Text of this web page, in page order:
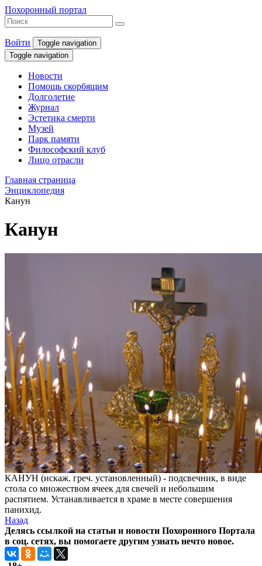
Похоронный портал
Войти
Toggle navigation
Toggle navigation
Новости
Помощь скорбящим
Долголетие
Журнал
Эстетика смерти
Музей
Парк памяти
Философский клуб
Лицо отрасли
Главная страница
Энциклопедия
Канун
Канун
КАНУН (искаж. греч. установленный) - подсвечник, в виде
стола со множеством ячеек для свечей и небольшим
распятием. Устанавливается в храме в месте совершения
панихид.
Назад
Делясь ссылкой на статьи и новости Похоронного Портала
в соц. сетях, вы помогаете другим узнать нечто новое.